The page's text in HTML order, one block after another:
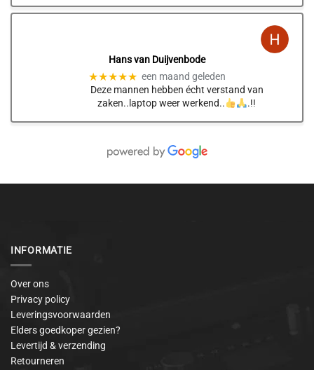
Hans van Duijvenbode
★★★★★ een maand geleden
Deze mannen hebben écht verstand van
zaken..laptop weer werkend..
.!!
INFORMATIE
Over ons
Privacy policy
Leveringsvoorwaarden
Elders goedkoper gezien?
Levertijd & verzending
Retourneren